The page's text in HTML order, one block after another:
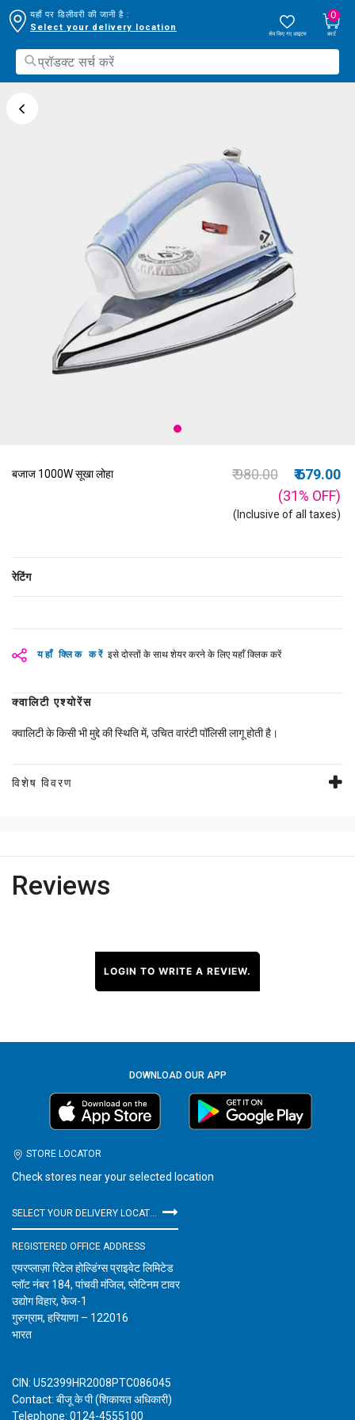
यहाँ पर डिलीवरी की जानी है :
Select your delivery location
सेव किए गए आइटम
0
कार्ट
बजाज 1000W सूखा लोहा Price reduced from
₹ 980.00to
₹ 679.00
(31% OFF)
(Inclusive of all taxes)
रेटिंग
यहाँ क्लिक करें इसे दोस्तों के साथ शेयर करने के लिए यहाँ क्लिक करें
क्वालिटी एश्योरेंस
क्वालिटी के किसी भी मुद्दे की स्थिति में, उचित वारंटी पॉलिसी लागू होती है।
विशेष विवरण
Reviews
LOGIN TO WRITE A REVIEW.
DOWNLOAD OUR APP
STORE LOCATOR
Check stores near your selected location
REGISTERED OFFICE ADDRESS
एयरप्लाज़ा रिटेल होल्डिंग्स प्राइवेट लिमिटेड
प्लॉट नंबर 184, पांचवी मंजिल, प्लेटिनम टावर
उद्योग विहार, फेज-1
गुरुग्राम, हरियाणा – 122016
भारत
CIN: U52399HR2008PTC086045
Contact: बीजू के पी (शिकायत अधिकारी)
Telephone: 0124-4555100